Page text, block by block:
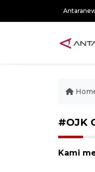
#OJK
Kami